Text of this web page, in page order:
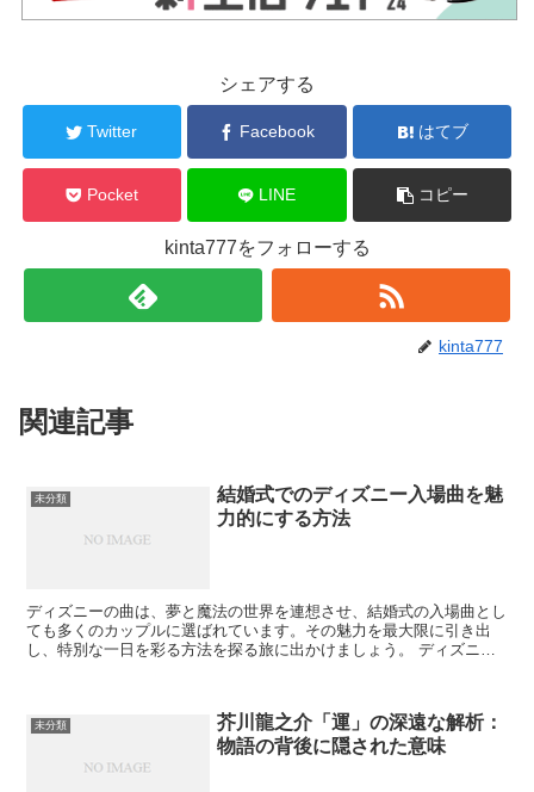
シェアする
Twitter Facebook はてブ
Pocket LINE コピー
kinta777をフォローする
kinta777
関連記事
未分類
結婚式でのディズニー入場曲を魅
力的にする方法
ディズニーの曲は、夢と魔法の世界を連想させ、結婚式の入場曲とし
ても多くのカップルに選ばれています。その魅力を最大限に引き出
し、特別な一日を彩る方法を探る旅に出かけましょう。 ディズニー
未分類
芥川龍之介「運」の深遠な解析：
物語の背後に隠された意味